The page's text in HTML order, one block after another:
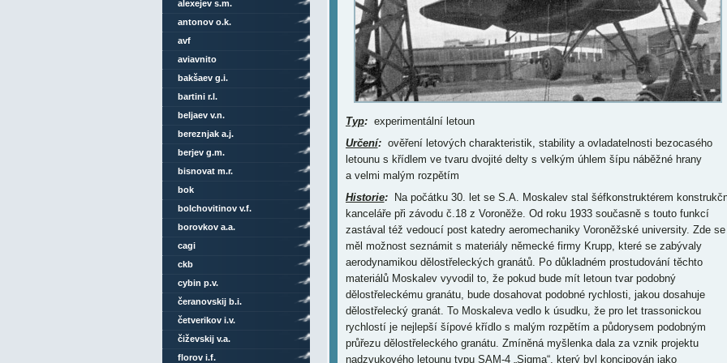
Typ:experimentální letoun
Určení:ověření letových charakteristik, stability a ovladatelnosti bezocasého
letounu s křídlem ve tvaru dvojité delty s velkým úhlem šípu náběžné hrany
a velmi malým rozpětím
Historie:Na počátku 30. let se S.A. Moskalev stal šéfkonstruktérem konstrukční kanceláře při závodu č.18 z Voroněže. Od roku 1933 současně s touto funkcí zastával též vedoucí post katedry aeromechaniky Voroněžské university. Zde se měl možnost seznámit s materiály německé firmy Krupp, které se zabývaly aerodynamikou dělostřeleckých granátů. Po důkladném prostudování těchto materiálů Moskalev vyvodil to, že pokud bude mít letoun tvar podobný dělostřeleckému granátu, bude dosahovat podobné rychlosti, jakou dosahuje dělostřelecký granát. To Moskaleva vedlo k úsudku, že pro let trassonickou rychlostí je nejlepší šípové křídlo s malým rozpětím a půdorysem podobným průřezu dělostřeleckého granátu. Zmíněná myšlenka dala za vznik projektu nadzvukového letounu typu SAM-4 „Sigma“, který byl koncipován jako jednomístné létající křídlo s půdorysem ve tvaru dvojité delty s velmi malým rozpětím a značným úhlem šípu náběžné hrany. Ke koncům křídla tohoto stroje měla být uchycena dvojice svislých ocasních ploch. Podvozek letounu typu SAM-4 měl být řešen jako zatahovatelný. Pohon tohoto stroje měla, vzhledem k tehdejší nedostupnosti reaktivního motoru, prozatím obstarávat dvojice 860 hp kapalinou chlazených vidlicových 12-ti válců typu M-100 (licenční kopie francouzského motoru typu Hispano-Suiza 12Ybrs). Zmíněné motory měly roztáčet dvojici souosých protiběžných vrtulí, instalovanou na přídi. Protože hřídel, která měla propojovat motory s vrtulemi, měla procházet osou trupu, Moskalev pilotní kabinu letounu typu SAM-4 umístil vlevo od podélné osy trupu. Pilot měl v ní navíc zaujímat pozici pololeže. Nestandardně měl být řešen též systém chlazení motorů typu M-100. Voda, která měla omývat válce zmíněných motorů, se měla přeměňovat v páru. Ta pak měla být vháněna mezi zdvojený kovový potah křídla. Zde měla působením chladného venkovního vzduchu proudícího okolo křídla kondenzovat. Takto vzniklý kondenzát měl být následně přiváděn, za pomoci čerpadla, zpět k motorovým válcům. Takto pojatý pohonný systém sice letounu typu SAM-4 nemohl zajistit nadzvukovou rychlost, měl však umožnit prověřit letové charakteristiky létajícího křídla se značným úhlem šípu náběžné hrany a velmi malým rozpětím v poměrně širokém rozsahu rychlostí. Dle výsledků měření v aerodynamickém tunelu Voroněžské university měly totiž motory typu M-100 být letounu typu SAM-4 schopny zajistit rychlost přes 900 km/h. Úvodní projekt tohoto stroje byl dokončen a Glavaviapomu (Hlavní správa leteckého průmyslu), který náležel pod NKTP (Lidový komisariát těžkého průmyslu), prezentován v září roku 1934. Zde se ale k úspěšnosti projektu letounu typu SAM-4 postavili velmi skepticky, neboť byl velmi nekonvenční. Z tohoto důvodu byla realizace tohoto stroje zamítnuta. To ale pro Moskavevovu ideu rychlého létajícího křídla se začnou šípovitostí náběžné hrany a malým rozpětím neznamenalo úplný konec. Na počátku června roku 1936 totiž sovětská rozvědka vyrukovala s tím, že Japonci mají rychlý letoun s půdorysem ve tvaru trojúhelníku. Zmíněný stroj měl dle rozvědky navrhnout jakýsi letecký inženýr Postavin, který měl údajně v roce 1933 uprchnout ze SSSR do Mandžuska. Tento svůj vynález měl přitom Japoncům prodat v Šanghaji. Prototyp zmíněného stroje měl být postaven v Ta-lien. Zde měl též projít zkouškami. Poté měl Postavin odjet do Šimonoseki, kde měl na tajné vojenské základně dohlížet nad sériovou výrobou. Dle rozvědky mělo tehdy již být postaveno 400 těchto strojů. Postavin měl přitom zemřít v roce 1935 za velmi záhadných okolností na lázeňském pobytu v Japonsku. Současně sovětská rozvědka předala výkres a popis zmíněného Postavinova trojúhelníkového letounu hlavnímu inženýrovi VVS. Ve zmíněných materiálech bylo uvedeno, že se jedná o bezocasý dvoumístný stíhací hornoplošník s trojúhelníkovým křídlem se značným úhlem šípu a úzkým trupem. Zmíněný stroj měl dle materiálů dodaných rozvědkou mít dva motory, jeden s výkonem 200 hp a jeden s výkonem 400 hp. Zmíněné motory měly přitom roztáčet jednu tažnou a dvě tlačné vrtule. Posádka tohoto stroje měla sedět v přetlakové kabině. Jeho ovládání mělo být prováděno za pomoci směrovky a interceptorů. Výzbroj Postavinova trojúhelníkového letounu se dle materiálů sovětské rozvědky měla sestávat z jednoho kanónu, který měl střílet dutou hřídelí příďové vrtule, a čtyř kulometů. Protože takto koncipovaný letoun měl dle názoru hlavního inženýra VVS být schopen letu velmi vysokou rychlostí ve velké výšce, dne 22. června 1936 byl institut CAGI (Centrální institutu aero- a hydrodynamiky) pověřen proměřením jeho modelu v aerodynamickém tunelu. Na tento úkol přitom zmíněný institut obdržel pouhých 10 dní. Současně NKVD (Lidový komisariát vnitřních věcí) dostal za úkol získat další informace o Postavinově trojúhelníkovém letounu v Japonsku. Následně v aerodynamickém tunelu T-106 institutu CAGI prošly zkouškami hned dva modely trojúhelníkového letounu s délkou 1,2 m. Zatímco jeden z nich byl zhotoven přesně podle materiálů dodaných rozvědkou, ten druhý byl opatřen jen příďovou tažnou vrtulí a standardními ovládacími plochami. Z výsledků zmíněných měření ale vyšlo najevo, že takto koncipovaný letoun nemá žádné přednosti před letounem klasické koncepce. Z tohoto důvodu byla některými odborníky stavba podobného letounu domácí konstrukce shledána za bezúčelnou. I přesto padlo rozhodnutí, aby byl přeci jenom postaven. V této souvislosti si náčelník Glavaviapomu M.M. Kaganovič vzpomněl na zamítnutý projekt Moskalevova typu SAM-4. Dne 7. května 1937 byl proto Moskalev, který se mezitím, v roce 1936, stal šéfkonstruktérem voroněžské OKB-31, pozván do Moskvy. Zde mu bylo zadáno zpracování projektu zmenšeného technologického demonstrátoru letounu typu SAM-4 „Sigma“. Příslušný oficiální výnos byl vypsán dne 10. května toho samého roku. Na vývoji technologického demonstrátoru „Sigmy“ se přitom měl kromě OKB-31 podílet též institut CAGI, a to testováním modelu tohoto stroje v aerodynamickém tunelu. Současně byla institutu CAGI nařízena stavba shodně koncipovaného experimentálního bezmotorového kluzáku vlastní konstrukce. Jeho vývojem byl přitom pověřen Kamnemostský. Požadovaný bezmotorový stroj se ale nakonec realizace nedočkal. Pro potřeby zkoušek technologického demonstrátoru „Sigmy“ byla vyčleněna dvojice 140 hp vzduchem chlazených čtyřválců typu Renault 4 francouzské výroby. Technologickému demonstrátoru letounu typu SAM-4 poháněnému zmíněným motorem byl Glavaviapromem přidělen název „Strela“, neboť měl půdorys ve tvaru hrotu šípu. Zmíněný stroj ale nesl též tovární označení SAM-9. Na zpracování projektu a stavbu prototypu tohoto letounu přitom Moskalev dostal pouhých dva a půl měsíce. Důvodem takového spěchu se stala skutečnost, že se mezitím začal o program „Strela“ zajímat tehdejší sovětský vůdce J.V. Stalin. Úvodní projekt „Strely“ Moskalev zpracoval za pouhých několik dní. U zmíněného stroje byl zachován tvar křídla nerealizované „Sigmy“. Změn doznaly pouze svislé ocasní plochy (SOP). U typu „Strela“ totiž před zdvojenou SOP, instalovanou na koncích křídla, dostala přednost jednoduchá SOP, umístěná v ose trupu. Kuli urychlení prací byly testy modelu „Strely“ v aerodynamickém tunelu institutu CAGI, který sídlil v Moskvě, prováděny souběžně se stavbou vlastního prototypu, která zase probíhala ve voroněžské OKB-31. Protože program „Strela“ podléhal přísnému utajení, stavba prototypu tohoto stroje probíhala v oddělených prostorách OKB-31. Jeho kompletaci se podařilo završit do dvou a půl měsíce, jak požadovalo zadání, stejně jako veškeré výpočty, statické zkoušky a testy v aerodynamickém tunelu. Testy v aerodynamickém tunelu přitom potvrdily výsledky aerodynamických výpočtů, a tak již hotový prototyp nebylo nutné upravovat. Kuli utajení byla „Strela“ zpočátku testována na záložním letišti těžkých bombardérů, které se nacházelo cca 10 km od Voroněže. Závodní rolovací zkoušky tohoto stroje se rozeběhly dne 27. července 1937 a byly provedeny podnikovým zkušebním pilotem A.N. Gusarovem. Gusarov hodnotil rolovací charakteristiky „Strely“ kladně. Zmíněný stroj byl při rolování dobře ovladatelný, a to i při nízkých otáčkách motoru. Rychle nabíral rychlost. Při rychlém rolování se zdviženým ocasem dobře držel směr. Při rychlosti 70 až 80 km/h již měl tendenci se odpoutat od země. Na počátku srpna přijela z Moskvy do Voroněže státní komise, aby dohlédla na testování „Strely“. Další testy tohoto stroje měl provést B.N. Kudrin, který již měl za sebou testování prototypů hned několika nekonvenčně řešených letadel. Díky velmi malému křídlu a absenci VOP ale „Strela“ u Kudrina vzbudila natolik velkou nedůvěru, že se jej nepodařilo nikomu nepřemluvit ani k tomu, aby s tímto strojem provedl alespoň rolovací zkoušky. Další testování „Strely“ proto padlo na bedra podnikovému pilotovi Gusarovi. Ten s tímto strojem nejprve vykonal další jízdy po VPD, včetně rychlých jízd se zvednutým ocasem. Při jedné z nich se ale díky vlastní chybě převrátil. Protože k tomu došlo při nízké rychlosti a na měkkém travnatém povrchu, prototyp „Strely“ přitom naštěstí neutrpěl žádné poškození. Ke svému prvnímu letu se zmíněný stroj s Gusarovem za kniplem vydal dne 7. srpna 1937. Zmíněný let ale málem skončil nehodou. Krátce poté, co se „Strela“ odlepila, při rychlosti okolo 150-ti km/h, od VPD se totiž náhle začala, ve výšce okolo 15-ti m nad zemí, silně naklánět vlevo. Pilotovi se ale naštěstí podařilo „Strelu“ vyrovnat a po nějakých 1 500 až 2 000 m letu v malé výšce nad VPD s ní bezpečně dosednout na zem. Příčinnou zmíněného incidentu byla nízká efektivita křidélek. Kdyby Gusarov nebyl tak zkušeným pilotem, zajisté by tento let skončil tragicky. Po završení zmíněného letu padlo rozhodnutí, aby byly další zkušební lety „Strely“ provedeny na Moskevském centrálním letišti. Z Voroněže do Moskvy byl přitom zmíněný stroj
alexejev s.m.
antonov o.k.
avf
aviavnito
bakšaev g.i.
bartini r.l.
beljaev v.n.
bereznjak a.j.
berjev g.m.
bisnovat m.r.
bok
bolchovitinov v.f.
borovkov a.a.
cagi
ckb
cybin p.v.
čeranovskij b.i.
četverikov i.v.
čiževskij v.a.
florov i.f.